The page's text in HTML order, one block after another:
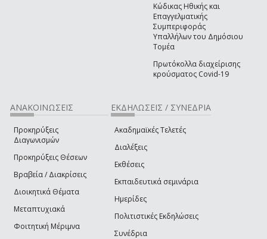
Κώδικας Ηθικής και
Επαγγελματικής
Συμπεριφοράς
Υπαλλήλων του Δημόσιου
Τομέα
Πρωτόκολλα διαχείρισης
κρούσματος Covid-19
ΑΝΑΚΟΙΝΩΣΕΙΣ
Προκηρύξεις
Διαγωνισμών
Προκηρύξεις Θέσεων
Βραβεία / Διακρίσεις
Διοικητικά Θέματα
Μεταπτυχιακά
Φοιτητική Μέριμνα
ΕΚΔΗΛΩΣΕΙΣ / ΣΥΝΕΔΡΙΑ
Ακαδημαϊκές Τελετές
Διαλέξεις
Εκθέσεις
Εκπαιδευτικά σεμινάρια
Ημερίδες
Πολιτιστικές Εκδηλώσεις
Συνέδρια